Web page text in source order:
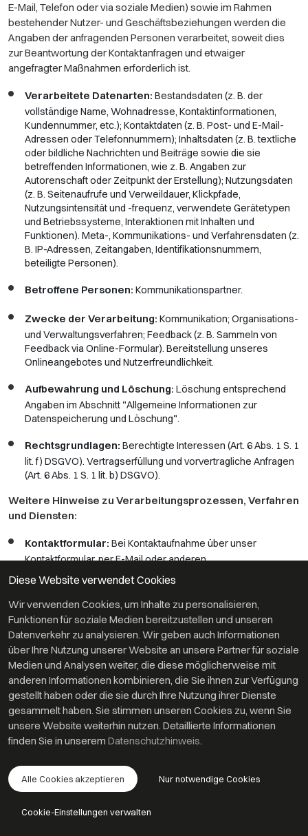
Diese Website verwendet Cookies
Wir verwenden Cookies, um Inhalte zu personalisieren,
Funktionen für soziale Medien bereitzustellen und unseren
Datenverkehr zu analysieren. Wir geben auch Informationen
über Ihre Nutzung unserer Website an unsere Partner für soziale
Medien und Analysen weiter, die diese möglicherweise mit
anderen Informationen kombinieren, die Sie ihnen zur Verfügung
gestellt haben oder die sie durch Ihre Nutzung ihrer Dienste
gesammelt haben. Sie stimmen unseren Cookies zu, wenn Sie
unsere Website weiterhin nutzen. Detaillierte Informationen
finden Sie in unserem Datenschutzhinweis.
Alle Cookies akzeptieren Nur notwendige Cookies
Cookie-Einstellungen verwalten
E-Mail, Telefon oder via soziale Medien) sowie im Rahmen
bestehender Nutzer- und Geschäftsbeziehungen werden die
Angaben der anfragenden Personen verarbeitet, soweit dies
zur Beantwortung der Kontaktanfragen und etwaiger
angefragter Maßnahmen erforderlich ist.
Verarbeitete Datenarten: Bestandsdaten (z. B. der
vollständige Name, Wohnadresse, Kontaktinformationen,
Kundennummer, etc.); Kontaktdaten (z. B. Post- und E-Mail-
Adressen oder Telefonnummern); Inhaltsdaten (z. B. textliche
oder bildliche Nachrichten und Beiträge sowie die sie
betreffenden Informationen, wie z. B. Angaben zur
Autorenschaft oder Zeitpunkt der Erstellung); Nutzungsdaten
(z. B. Seitenaufrufe und Verweildauer, Klickpfade,
Nutzungsintensität und -frequenz, verwendete Gerätetypen
und Betriebssysteme, Interaktionen mit Inhalten und
Funktionen). Meta-, Kommunikations- und Verfahrensdaten (z.
B. IP-Adressen, Zeitangaben, Identifikationsnummern,
beteiligte Personen).
Betroffene Personen: Kommunikationspartner.
Zwecke der Verarbeitung: Kommunikation; Organisations-
und Verwaltungsverfahren; Feedback (z. B. Sammeln von
Feedback via Online-Formular). Bereitstellung unseres
Onlineangebotes und Nutzerfreundlichkeit.
Aufbewahrung und Löschung: Löschung entsprechend
Angaben im Abschnitt "Allgemeine Informationen zur
Datenspeicherung und Löschung".
Rechtsgrundlagen: Berechtigte Interessen (Art. 6 Abs. 1 S. 1
lit. f) DSGVO). Vertragserfüllung und vorvertragliche Anfragen
(Art. 6 Abs. 1 S. 1 lit. b) DSGVO).
Weitere Hinweise zu Verarbeitungsprozessen, Verfahren
und Diensten:
Kontaktformular: Bei Kontaktaufnahme über unser
Kontaktformular, per E-Mail oder anderen
Kommunikationswegen, verarbeiten wir die uns übermittelten
personenbezogenen Daten zur Beantwortung und
Bearbeitung des jeweiligen Anliegens. Dies umfasst in der
Regel Angaben wie Name, Kontaktinformationen und
gegebenenfalls weitere Informationen, die uns mitgeteilt
werden und zur angemessenen Bearbeitung erforderlich
sind. Wir nutzen diese Daten ausschließlich für den
angegebenen Zweck der Kontaktaufnahme und
Kommunikation;Rechtsgrundlagen:Vertragserfüllung und
vorvertragliche Anfragen (Art. 6 Abs. 1 S. 1 lit. b) DSGVO),
Berechtigte Interessen (Art. 6 Abs. 1 S. 1 lit. f) DSGVO).
Webanalyse, Monitoring und
Optimierung
Die Webanalyse (auch als „Reichweitenmessung" bezeichnet)
dient der Auswertung der Besucherströme unseres